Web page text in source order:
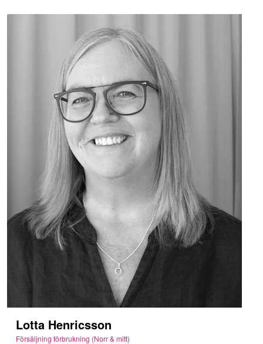
Lotta Henricsson
Försäljning förbrukning (Norr & mitt)